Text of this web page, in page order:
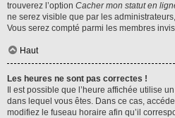
trouverez l’option Cacher mon statut en
ne serez visible que par les
Vous serez compté parmi les membres
Haut
Les heures ne sont pas correctes !
Il est possible que l’heure affichée utilise
dans lequel vous êtes. Dans ce cas,
modifiez le fuseau horaire afin qu’il